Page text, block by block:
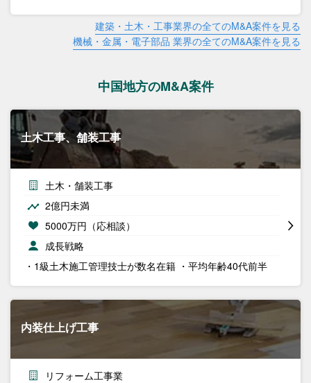
建築・土木・工事業界の全てのM&A案件を見る
機械・金属・電子部品 業界の全てのM&A案件を見る
中国地方のM&A案件
土木工事、舗装工事
土木・舗装工事
2億円未満
5000万円（応相談）
成長戦略
・1級土木施工管理技士が数名在籍 ・平均年齢40代前半
内装仕上げ工事
リフォーム工事業